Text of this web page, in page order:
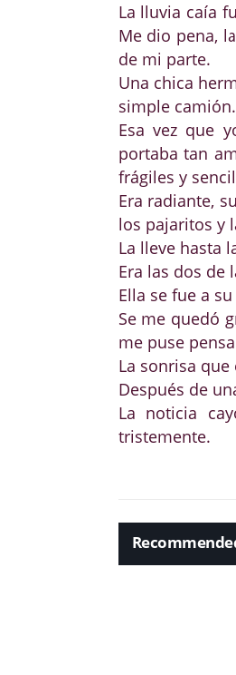
La lluvia caía
Me dio pena,
de mi parte.
Una chica
simple camión.
Esa vez que
portaba tan
frágiles y
Era radiante,
los pajaritos y
La lleve hasta
Era las dos de
Ella se fue a
Se me quedó
me puse
La sonrisa
Después de
La noticia
tristemente.